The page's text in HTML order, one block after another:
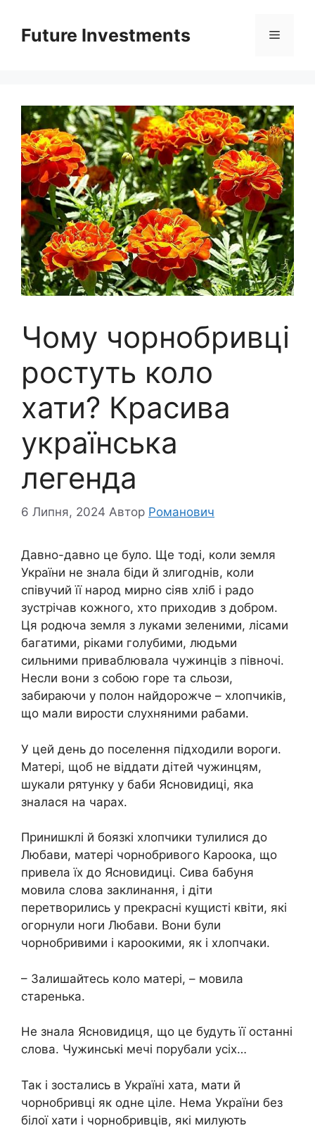
вмістуFuture Investments Меню
Чому чорнобривці
ростуть коло
хати? Красива
українська
легенда
6 Липня, 2024 Автор Романович
Давно-давно це було. Ще тоді, коли земля
України не знала біди й злигоднів, коли
співучий її народ мирно сіяв хліб і радо
зустрічав кожного, хто приходив з добром.
Ця родюча земля з луками зеленими, лісами
багатими, ріками голубими, людьми
сильними приваблювала чужинців з півночі.
Несли вони з собою горе та сльози,
забираючи у полон найдорожче – хлопчиків,
що мали вирости слухняними рабами.
У цей день до поселення підходили вороги.
Матері, щоб не віддати дітей чужинцям,
шукали рятунку у баби Ясновидиці, яка
зналася на чарах.
Принишклі й боязкі хлопчики тулилися до
Любави, матері чорнобривого Кароока, що
привела їх до Ясновидиці. Сива бабуня
мовила слова заклинання, і діти
перетворились у прекрасні кущисті квіти, які
огорнули ноги Любави. Вони були
чорнобривими і кароокими, як і хлопчаки.
– Залишайтесь коло матері, – мовила
старенька.
Не знала Ясновидиця, що це будуть її останні
слова. Чужинські мечі порубали усіх…
Так і зостались в Україні хата, мати й
чорнобривці як одне ціле. Нема України без
білої хати і чорнобривців, які милують